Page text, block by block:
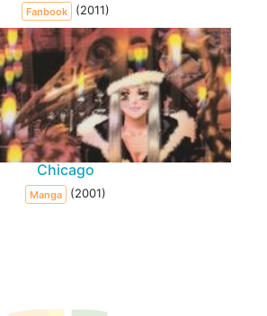
Fanbook (2011)
Chicago
Manga (2001)